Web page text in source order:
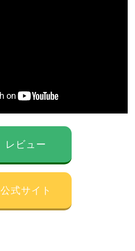
レビュー
公式サイト